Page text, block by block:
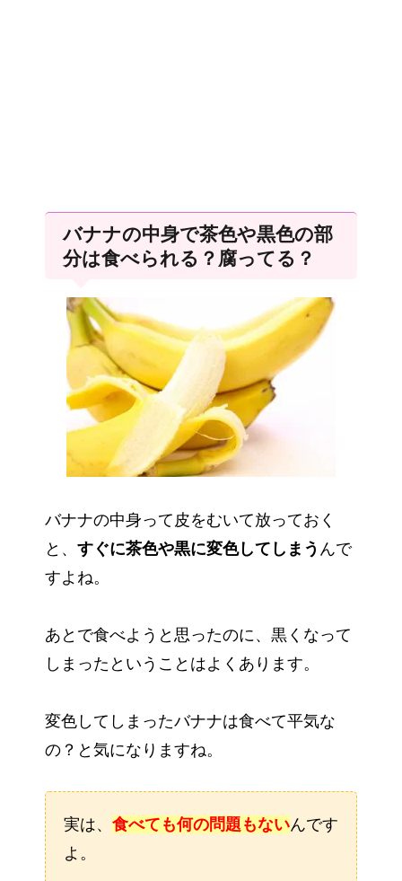
バナナの中身で茶色や黒色の部
分は食べられる？腐ってる？
バナナの中身って皮をむいて放っておく
と、 すぐに茶色や黒に変色してしまう んで
すよね。
あとで食べようと思ったのに、黒くなって
しまったということはよくあります。
変色してしまったバナナは食べて平気な
の？と気になりますね。
実は、 食べても何の問題もないんです
よ。